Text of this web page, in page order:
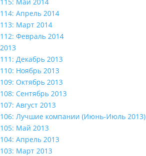
114: Апрель 2014
113: Март 2014
112: Февраль 2014
2013
111: Декабрь 2013
110: Ноябрь 2013
109: Октябрь 2013
108: Сентябрь 2013
107: Август 2013
106: Лучшие компании (Июнь-Июль 2013)
105: Май 2013
104: Апрель 2013
103: Март 2013